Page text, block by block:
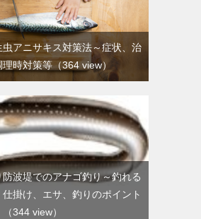
アニサキス対策法～症状、治
理時対策等（364 view）
波堤でのアナゴ釣り～釣れる
掛け、エサ、釣りのポイント
（344 view）